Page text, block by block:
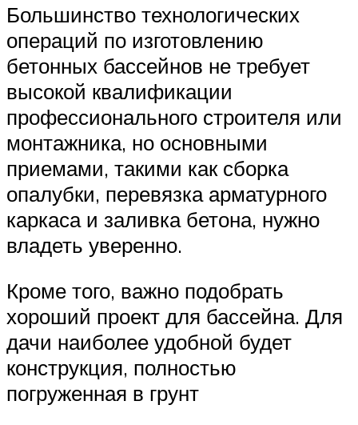
Большинство технологических
операций по изготовлению
бетонных бассейнов не требует
высокой квалификации
профессионального строителя или
монтажника, но основными
приемами, такими как сборка
опалубки, перевязка арматурного
каркаса и заливка бетона, нужно
владеть уверенно.
Кроме того, важно подобрать
хороший проект для бассейна. Для
дачи наиболее удобной будет
конструкция, полностью
погруженная в грунт